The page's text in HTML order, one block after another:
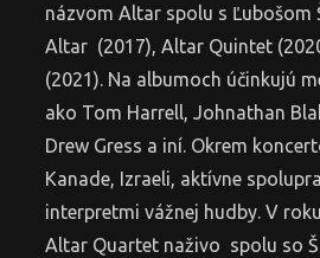
názvom Altar spolu s Ľubošom
Altar (2017), Altar Quintet
(2021). Na albumoch účinkujú
ako Tom Harrell, Johnathan
Drew Gress a iní. Okrem
Kanade, Izraeli, aktívne
interpretmi vážnej hudby. V
Altar Quartet naživo spolu so